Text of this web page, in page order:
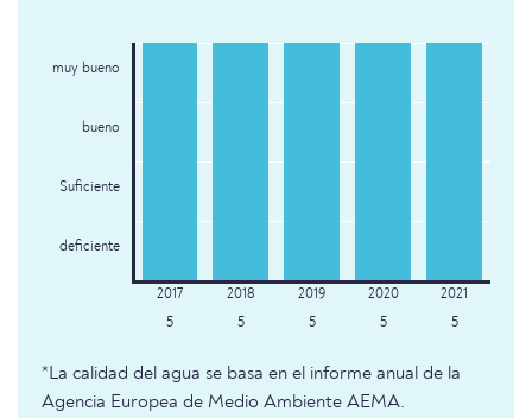
muy bueno
bueno
Suficiente
deficiente
5 5 5 5 5
*La calidad del agua se basa en el informe anual de la
Agencia Europea de Medio Ambiente AEMA.